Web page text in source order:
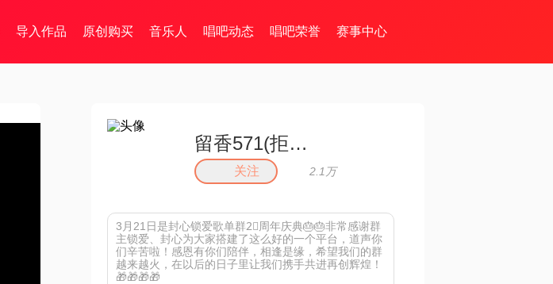
导入作品 原创购买 音乐人 唱吧动态 唱吧荣誉 赛事中心
留香571(拒币)
关注 2.1万
️3月21日是封心锁爱歌单群2⃣️周年庆典🎂🎂非常感谢群
主锁爱、封心为大家搭建了这么好的一个平台，道声你
们辛苦啦！感恩有你们陪伴，相逢是缘，希望我们的群
越来越火，在以后的日子里让我们携手共进再创辉煌！
🎁🎁🎁🎁